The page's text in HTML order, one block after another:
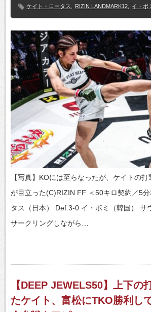
ケイト・ロータス
RIZIN LANDMARK12 イ・ボ
【写真】KOには至らなったが、ケイトの
が目立った(C)RIZIN FF ＜50キロ契約／5
タス（日本） Def.3-0 イ・ボミ（韓国） サ
サークリングしながら…
【DEEP JEWELS50】上下の
たケイト、富松にTKO勝利し